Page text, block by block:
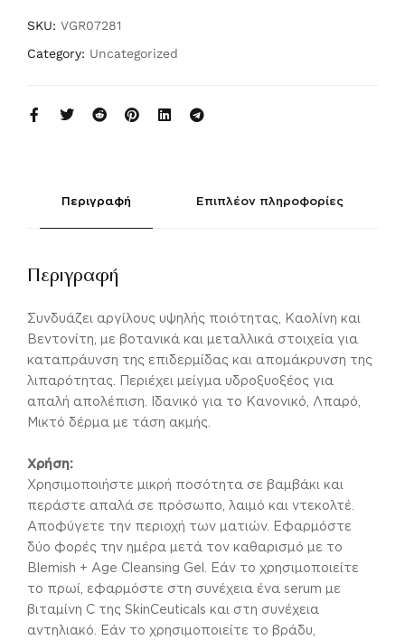
SKU: VGR07281
Category: Uncategorized
Περιγραφή Επιπλέον πληροφορίες
Περιγραφή
Συνδυάζει αργίλους υψηλής ποιότητας, Καολίνη και
Βεντονίτη, με βοτανικά και μεταλλικά στοιχεία για
καταπράυνση της επιδερμίδας και απομάκρυνση της
λιπαρότητας. Περιέχει μείγμα υδροξυοξέος για
απαλή απολέπιση. Ιδανικό για το Κανονικό, Λπαρό,
Μικτό δέρμα με τάση ακμής.
Χρήση:
Χρησιμοποιήστε μικρή ποσότητα σε βαμβάκι και
περάστε απαλά σε πρόσωπο, λαιμό και ντεκολτέ.
Αποφύγετε την περιοχή των ματιών. Εφαρμόστε
δύο φορές την ημέρα μετά τον καθαρισμό με το
Blemish + Age Cleansing Gel. Εάν το χρησιμοποιείτε
το πρωί, εφαρμόστε στη συνέχεια ένα serum με
βιταμίνη C της SkinCeuticals και στη συνέχεια
αντηλιακό. Εάν το χρησιμοποιείτε το βράδυ,